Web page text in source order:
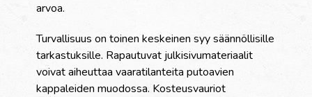
arvoa.
Turvallisuus on toinen keskeinen syy säännöllisille
tarkastuksille. Rapautuvat julkisivumateriaalit
voivat aiheuttaa vaaratilanteita putoavien
kappaleiden muodossa. Kosteusvauriot